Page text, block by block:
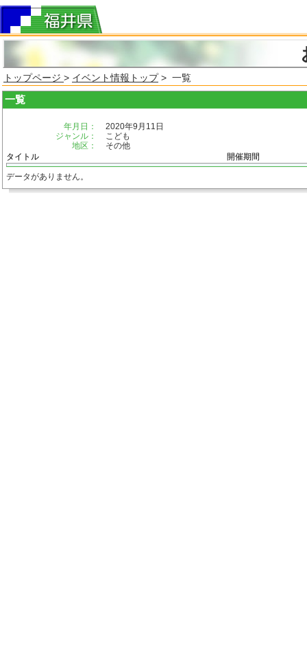
トップページ > イベント情報トップ> 一覧
一覧
年月日：
2020年9月11日
ジャンル：
こども
地区：
その他
タイトル
開催期間
データがありません。